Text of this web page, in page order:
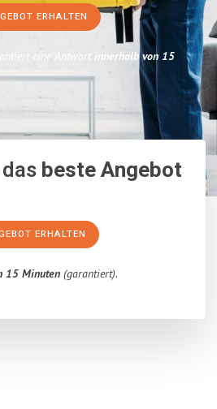
ERHALTEN
eine Antwort innerhalb von 15
beste Angebot
ERHALTEN
15 Minuten(garantiert).